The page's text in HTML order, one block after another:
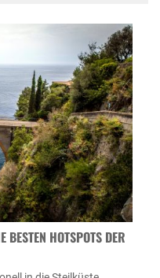
HOTSPOTS DER A